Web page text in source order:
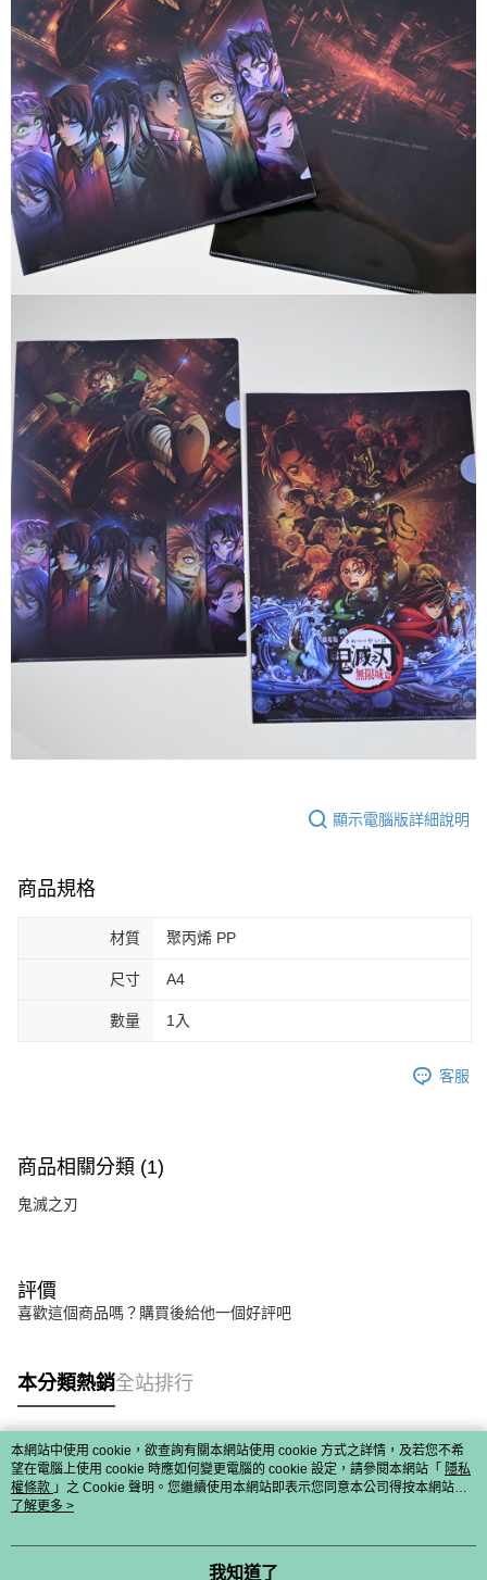
顯示電腦版詳細說明
商品規格
材質 聚丙烯 PP
尺寸 A4
數量 1入
客服
商品相關分類 (1)
鬼滅之刃
評價
喜歡這個商品嗎？購買後給他一個好評吧
本分類熱銷全站排行
熱門標籤
本網站中使用 cookie，欲查詢有關本網站使用 cookie 方式之詳情，及若您不希
望在電腦上使用 cookie 時應如何變更電腦的 cookie 設定，請參閱本網站「 隱私
權條款 」之 Cookie 聲明。您繼續使用本網站即表示您同意本公司得按本網站使
用條款之 Cookie 聲明使用 cookie。
了解更多 >
我知道了